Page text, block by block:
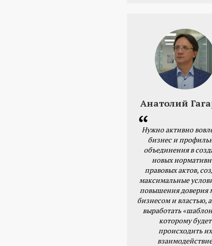
Анатолий
Нужно активно
бизнес и
объединения в
новых
правовых актов,
максимальные
повышения доверия
бизнесом и властью,
выработать
которому будет
происходить их